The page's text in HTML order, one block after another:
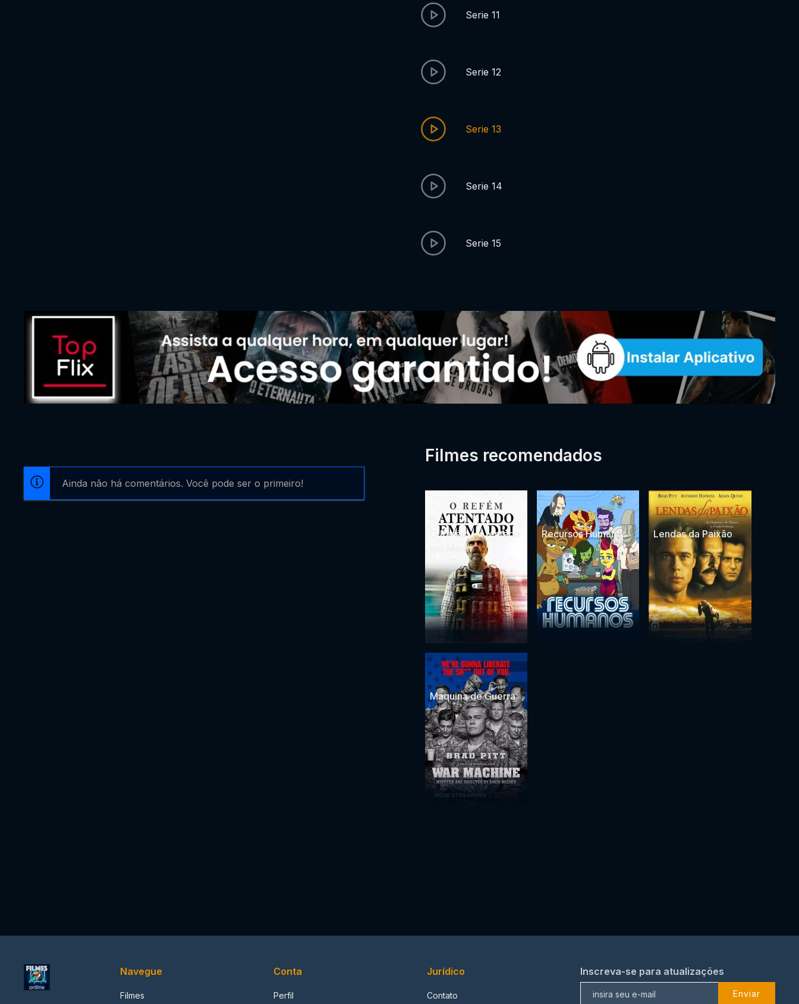
Serie 11
Serie 12
Serie 13
Serie 14
Serie 15
Ainda não há comentários. Você pode ser o primeiro!
Filmes recomendados
O Refém - Atentado
em Madri
Recursos Humanos Lendas da Paixão
Máquina de Guerra
Navegue
Filmes
Conta
Perfil
Jurídico
Contato
Inscreva-se para atualizações
Enviar